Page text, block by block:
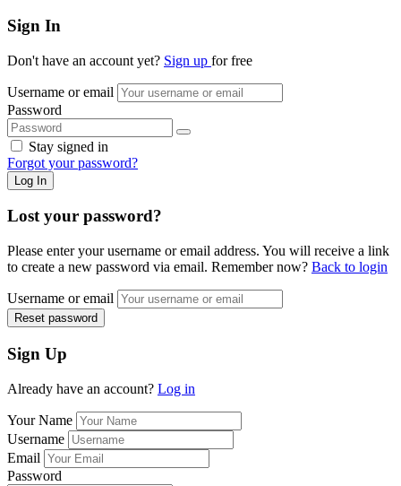
Sign In
Don't have an account yet? Sign up for free
Username or email
Password
Stay signed in
Forgot your password?
Log In
Lost your password?
Please enter your username or email address. You will receive a link
to create a new password via email. Remember now? Back to login
Username or email
Reset password
Sign Up
Already have an account? Log in
Your Name
Username
Email
Password